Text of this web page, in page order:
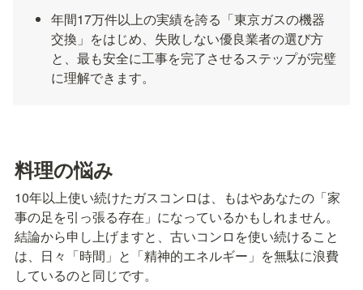
年間17万件以上の実績を誇る「東京ガスの機器
交換」をはじめ、失敗しない優良業者の選び方
と、最も安全に工事を完了させるステップが完璧
に理解できます。
料理の悩み
10年以上使い続けたガスコンロは、もはやあなたの「家
事の足を引っ張る存在」になっているかもしれません。
結論から申し上げますと、古いコンロを使い続けること
は、日々「時間」と「精神的エネルギー」を無駄に浪費
しているのと同じです。